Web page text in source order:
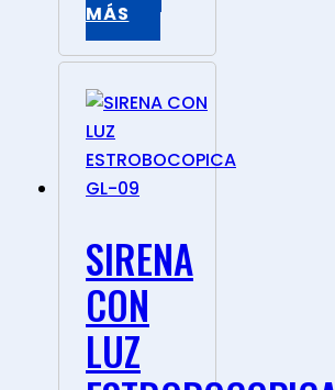
MÁS
SIRENA
CON
LUZ